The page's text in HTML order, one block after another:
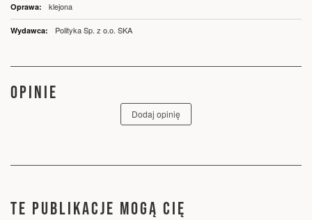
klejona
Polityka Sp. z o.o. SKA
OPINIE
Dodaj opinię
TE PUBLIKACJE MOGĄ CIĘ